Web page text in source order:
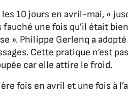
10 jours en avril-mai, «
une fois qu’il était
». Philippe Gerlenq a
Cette pratique n’est
car elle attire le froid.
fois en avril et une fois à